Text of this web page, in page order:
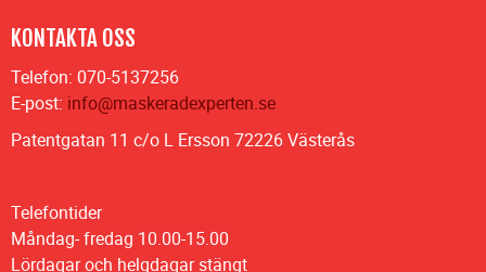
KONTAKTA OSS
Telefon: 070-5137256
E-post: info@maskeradexperten.se
Patentgatan 11 c/o L Ersson 72226 Västerås
Telefontider
Måndag- fredag 10.00-15.00
Lördagar och helgdagar stängt